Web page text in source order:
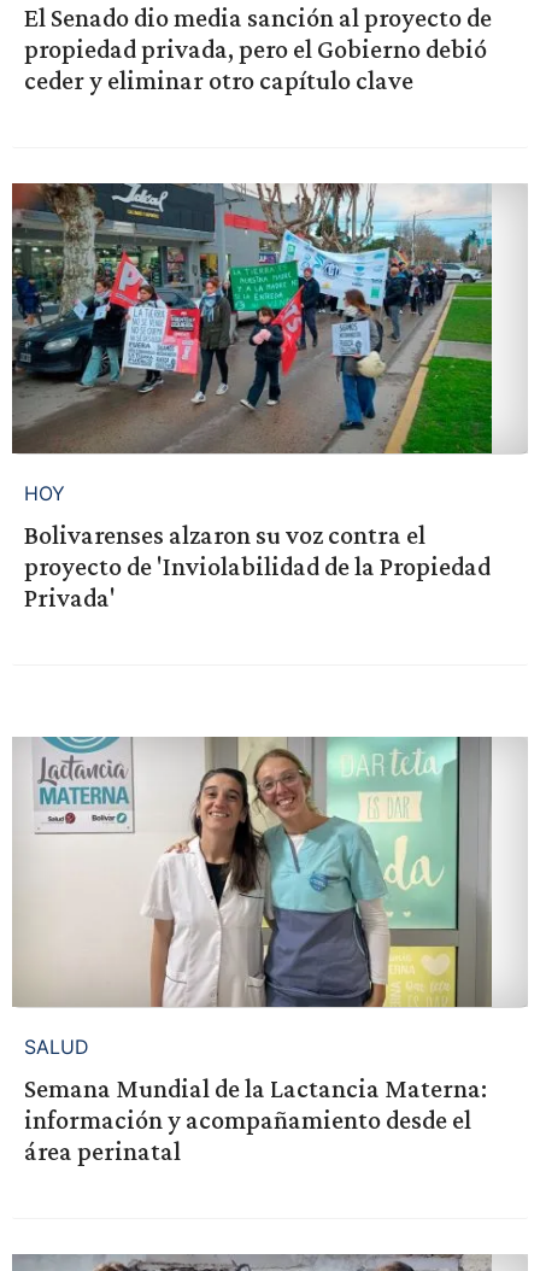
El Senado dio media sanción al proyecto de
propiedad privada, pero el Gobierno debió
ceder y eliminar otro capítulo clave
HOY
Bolivarenses alzaron su voz contra el
proyecto de 'Inviolabilidad de la Propiedad
Privada'
SALUD
Semana Mundial de la Lactancia Materna:
información y acompañamiento desde el
área perinatal